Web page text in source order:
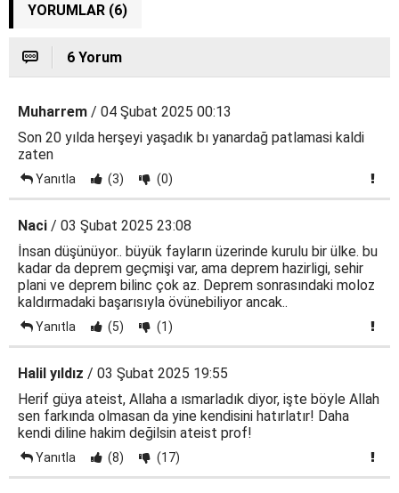
YORUMLAR (6)
6 Yorum
Muharrem / 04 Şubat 2025 00:13
Son 20 yılda herşeyi yaşadık bı yanardağ patlamasi kaldi
zaten
Yanıtla (3) (0)
Naci / 03 Şubat 2025 23:08
İnsan düşünüyor.. büyük fayların üzerinde kurulu bir ülke. bu
kadar da deprem geçmişi var, ama deprem hazirligi, sehir
plani ve deprem bilinc çok az. Deprem sonrasındaki moloz
kaldırmadaki başarısıyla övünebiliyor ancak..
Yanıtla (5) (1)
Halil yıldız / 03 Şubat 2025 19:55
Herif güya ateist, Allaha a ısmarladık diyor, işte böyle Allah
sen farkında olmasan da yine kendisini hatırlatır! Daha
kendi diline hakim değilsin ateist prof!
Yanıtla (8) (17)